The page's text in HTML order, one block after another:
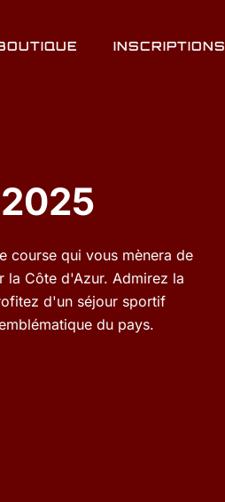
INSCRIPTIONS
course qui vous mènera de
la Côte d'Azur. Admirez la
d'un séjour sportif
du pays.